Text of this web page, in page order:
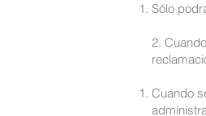
Sólo
2.
Cuando